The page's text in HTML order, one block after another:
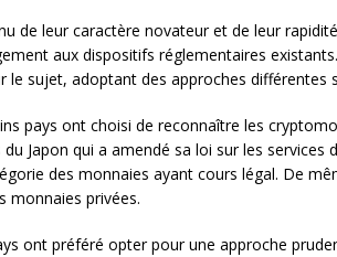
de leur caractère novateur et de leur
aux dispositifs réglementaires
le sujet, adoptant des approches
pays ont choisi de reconnaître les
du Japon qui a amendé sa loi sur les
des monnaies ayant cours légal. De
monnaies privées.
ont préféré opter pour une approche